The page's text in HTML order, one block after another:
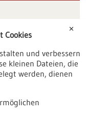
✕
Cookies
und verbessern
kleinen Dateien, die
werden, dienen